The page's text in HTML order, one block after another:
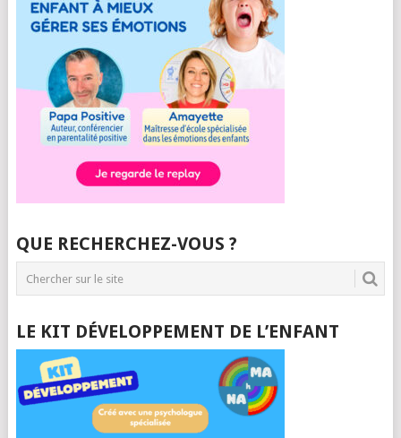
QUE RECHERCHEZ-VOUS ?
LE KIT DÉVELOPPEMENT DE L’ENFANT